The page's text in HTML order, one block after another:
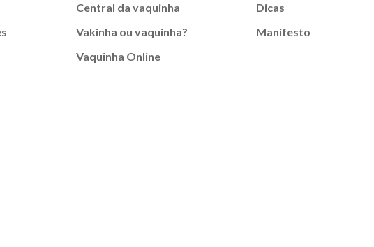
Central da vaquinha
Vakinha ou vaquinha?
Vaquinha Online
Dicas
Manifesto